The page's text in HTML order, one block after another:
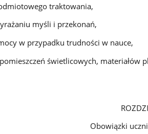
traktowania,
myśli i przekonań,
w przypadku trudności w nauce,
świetlicowych, materiałów
ucznia w